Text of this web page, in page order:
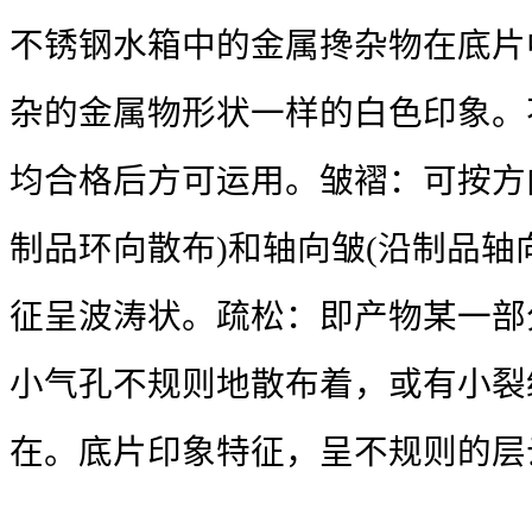
不锈钢水箱中的金属搀杂物在底
杂的金属物形状一样的白色印象
均合格后方可运用。皱褶：可按
制品环向散布)和轴向皱(沿制品轴
征呈波涛状。疏松：即产物某一
小气孔不规则地散布着，或有小
在。底片印象特征，呈不规则的